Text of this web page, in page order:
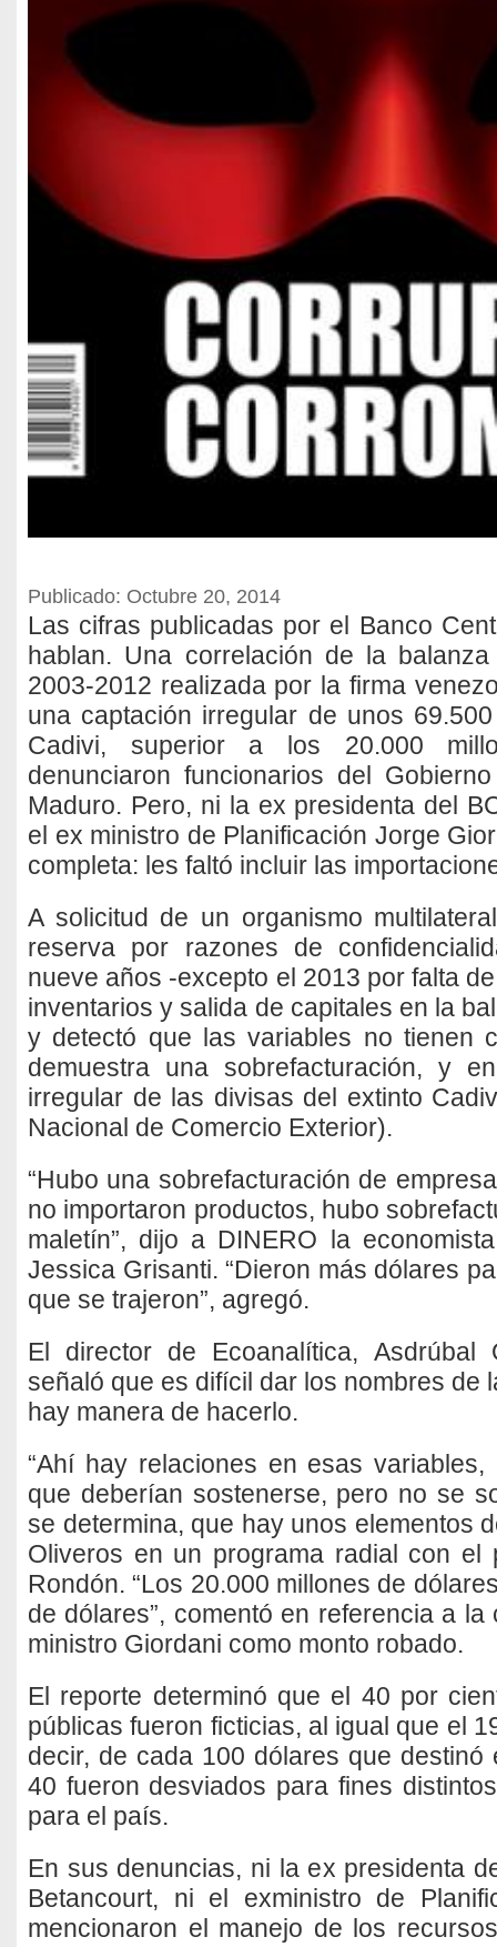
Publicado: Octubre 20, 2014
Las cifras publicadas por el Banco
hablan. Una correlación de la
2003-2012 realizada por la firma
una captación irregular de unos
Cadivi, superior a los 20.000
denunciaron funcionarios del
Maduro. Pero, ni la ex presidenta del
el ex ministro de Planificación Jorge
completa: les faltó incluir las
A solicitud de un organismo
reserva por razones de
nueve años -excepto el 2013 por falta
inventarios y salida de capitales en la
y detectó que las variables no tienen
demuestra una sobrefacturación, y
irregular de las divisas del extinto
Nacional de Comercio Exterior).
“Hubo una sobrefacturación de
no importaron productos, hubo
maletín”, dijo a DINERO la
Jessica Grisanti. “Dieron más dólares
que se trajeron”, agregó.
El director de Ecoanalítica, Asdrúbal
señaló que es difícil dar los nombres de
hay manera de hacerlo.
“Ahí hay relaciones en esas variables,
que deberían sostenerse, pero no se
se determina, que hay unos elementos
Oliveros en un programa radial con el
Rondón. “Los 20.000 millones de
de dólares”, comentó en referencia a
ministro Giordani como monto robado.
El reporte determinó que el 40 por
públicas fueron ficticias, al igual que el
decir, de cada 100 dólares que destinó
40 fueron desviados para fines
para el país.
En sus denuncias, ni la ex presidenta
Betancourt, ni el exministro de
mencionaron el manejo de los